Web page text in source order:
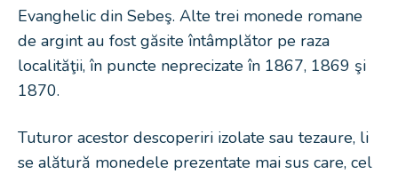
Evanghelic din Sebeş. Alte trei monede romane
de argint au fost găsite întâmplător pe raza
localităţii, în puncte neprecizate în 1867, 1869 şi
1870.
Tuturor acestor descoperiri izolate sau tezaure, li
se alătură monedele prezentate mai sus care, cel